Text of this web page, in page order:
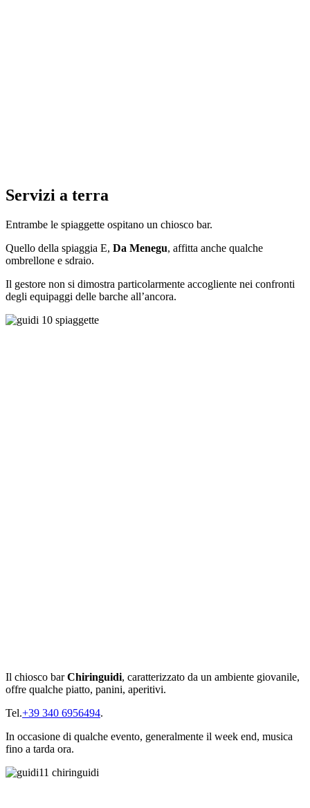
Servizi a terra
Entrambe le spiaggette ospitano un chiosco bar.
Quello della spiaggia E, Da Menegu, affitta anche qualche
ombrellone e sdraio.
Il gestore non si dimostra particolarmente accogliente nei confronti
degli equipaggi delle barche all’ancora.
Il chiosco barChiringuidi, caratterizzato da un ambiente giovanile,
offre qualche piatto, panini, aperitivi.
Tel.+39 340 6956494.
In occasione di qualche evento, generalmente il week end, musica
fino a tarda ora.